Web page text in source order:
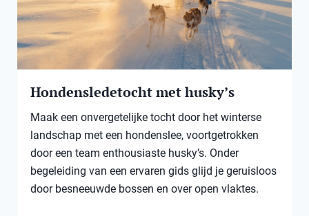
Hondensledetocht met husky’s
Maak een onvergetelijke tocht door het winterse
landschap met een hondenslee, voortgetrokken
door een team enthousiaste husky’s. Onder
begeleiding van een ervaren gids glijd je geruisloos
door besneeuwde bossen en over open vlaktes.